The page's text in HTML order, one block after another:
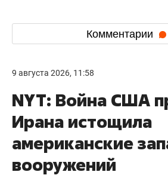
Комментарии
9 августа 2026, 11:58
NYT: Война США
Ирана истощила
американские
вооружений